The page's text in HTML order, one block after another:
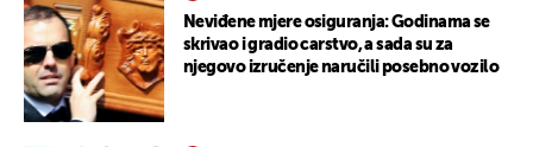
Neviđene mjere osiguranja: Godinama se
skrivao i gradio carstvo, a sada su za
njegovo izručenje naručili posebno vozilo